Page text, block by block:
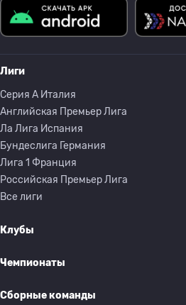
Лиги
Серия A Италия
Английская Премьер Лига
Ла Лига Испания
Бундеслига Германия
Лига 1 Франция
Российская Премьер Лига
Все лиги
Клубы
Чемпионаты
Сборные команды